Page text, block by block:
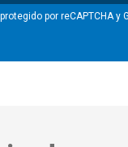
por reCAPTCHA y